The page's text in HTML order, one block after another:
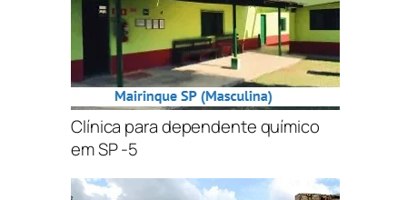
Clínica para dependente químico
em SP -5